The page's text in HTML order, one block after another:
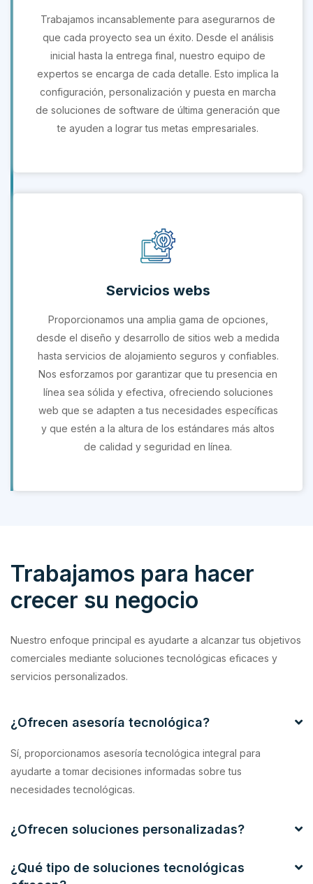
Trabajamos incansablemente para asegurarnos de
que cada proyecto sea un éxito. Desde el análisis
inicial hasta la entrega final, nuestro equipo de
expertos se encarga de cada detalle. Esto implica la
configuración, personalización y puesta en marcha
de soluciones de software de última generación que
te ayuden a lograr tus metas empresariales.
Servicios webs
Proporcionamos una amplia gama de opciones,
desde el diseño y desarrollo de sitios web a medida
hasta servicios de alojamiento seguros y confiables.
Nos esforzamos por garantizar que tu presencia en
línea sea sólida y efectiva, ofreciendo soluciones
web que se adapten a tus necesidades específicas
y que estén a la altura de los estándares más altos
de calidad y seguridad en línea.
Trabajamos para hacer
crecer su negocio
Nuestro enfoque principal es ayudarte a alcanzar tus objetivos
comerciales mediante soluciones tecnológicas eficaces y
servicios personalizados.
¿Ofrecen asesoría tecnológica?
Sí, proporcionamos asesoría tecnológica integral para
ayudarte a tomar decisiones informadas sobre tus
necesidades tecnológicas.
¿Ofrecen soluciones personalizadas?
¿Qué tipo de soluciones tecnológicas